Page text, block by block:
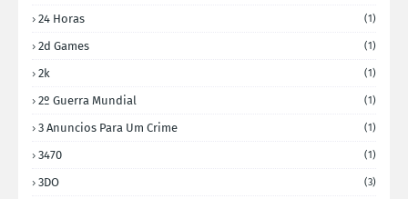
24 Horas (1)
2d Games (1)
2k (1)
2º Guerra Mundial (1)
3 Anuncios Para Um Crime (1)
3470 (1)
3DO (3)